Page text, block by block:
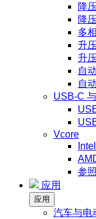
降
降
多
升
升
自
自
USB-C
Vcore
参
应用
应用
汽车与电